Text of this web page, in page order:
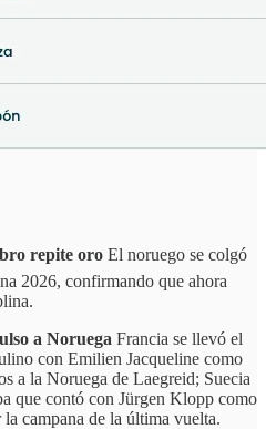
repite oro El noruego se colgó
2026, confirmando que ahora
a Noruega Francia se llevó el
con Emilien Jacqueline como
a la Noruega de Laegreid; Suecia
que contó con Jürgen Klopp como
campana de la última vuelta.